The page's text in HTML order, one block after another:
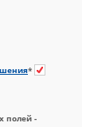
*
полей -